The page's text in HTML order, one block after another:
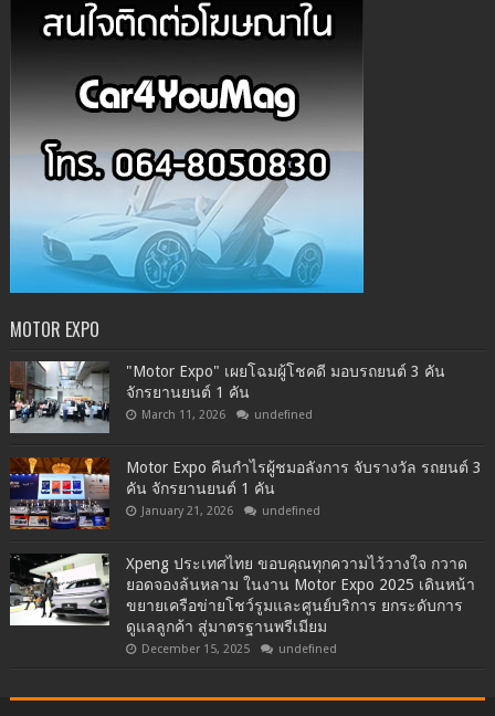
MOTOR EXPO
"Motor Expo" เผยโฉมผู้โชคดี มอบรถยนต์ 3 คัน
จักรยานยนต์ 1 คัน
March 11, 2026 undefined
Motor Expo คืนกำไรผู้ชมอลังการ จับรางวัล รถยนต์ 3
คัน จักรยานยนต์ 1 คัน
January 21, 2026 undefined
Xpeng ประเทศไทย ขอบคุณทุกความไว้วางใจ กวาด
ยอดจองล้นหลาม ในงาน Motor Expo 2025 เดินหน้า
ขยายเครือข่ายโชว์รูมและศูนย์บริการ ยกระดับการ
ดูแลลูกค้า สู่มาตรฐานพรีเมียม
December 15, 2025 undefined